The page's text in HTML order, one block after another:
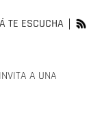
TE ESCUCHA
A UNA